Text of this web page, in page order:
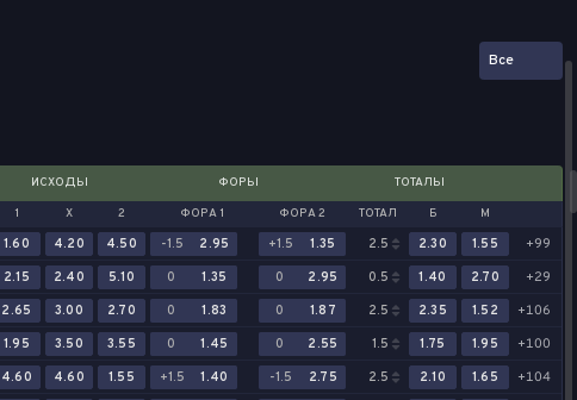
Все
ИСХОДЫ ФОРЫ
ТОТАЛЫ
1 Х 2 ФОРА 1 ФОРА 2 ТОТАЛ Б М
1.60 4.20 4.50 -1.5 2.95 +1.5 1.35 2.5 2.30 1.55
+99
2.15 2.40 5.10 0 1.35 0 2.95 0.5 1.40 2.70
+29
2.65 3.00 2.70 0 1.83 0 1.87 2.5 2.35 1.52
+106
1.95 3.50 3.55 0 1.45 0 2.55 1.5 1.75 1.95
+100
4.60 4.60 1.55 +1.5 1.40 -1.5 2.75 2.5 2.10 1.65
+104